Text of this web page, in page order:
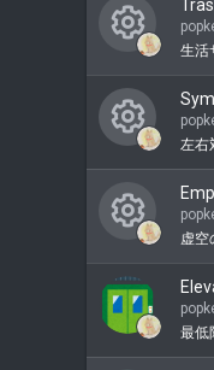
ツ
ア
イ
コ
ン
ン
テ
ン
ツ
ア
イ
コ
ン
コ
ン
テ
ン
ツ
ア
イ
コ
ン
生活
コ
ン
テ
ン
ツ
ア
左右
コ
ン
テ
虚空
最低